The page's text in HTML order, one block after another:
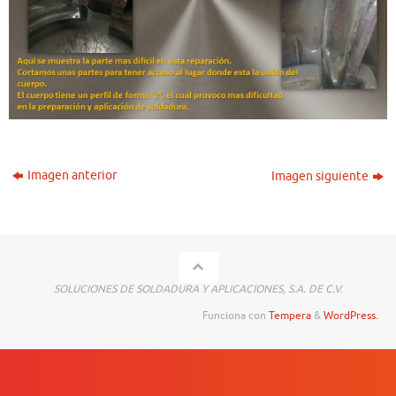
Imagen anterior Imagen siguiente
SOLUCIONES DE SOLDADURA Y APLICACIONES, S.A. DE C.V.
Funciona con Tempera&WordPress.